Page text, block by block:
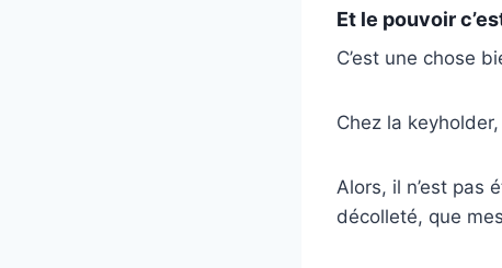
Et le pouvoir
C’est une chose
Chez la
Alors, il n’est pas
décolleté, que